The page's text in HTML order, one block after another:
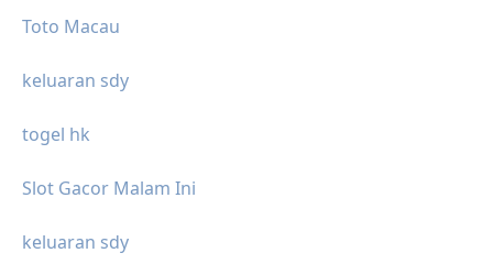
Toto Macau
keluaran sdy
togel hk
Slot Gacor Malam Ini
keluaran sdy